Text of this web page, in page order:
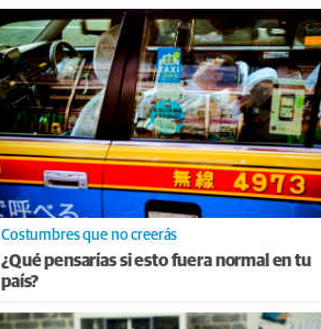
Costumbres que no creerás
¿Qué pensarías si esto fuera normal en tu
país?